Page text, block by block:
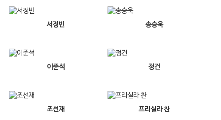
서정빈 송승욱
이준석 정건
조선재 프리실라 찬